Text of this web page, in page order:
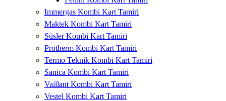
Immergas Kombi Kart Tamiri
Maktek Kombi Kart Tamiri
Süsler Kombi Kart Tamiri
Protherm Kombi Kart Tamiri
Termo Teknik Kombi Kart Tamiri
Sanica Kombi Kart Tamiri
Vaillant Kombi Kart Tamiri
Vestel Kombi Kart Tamiri